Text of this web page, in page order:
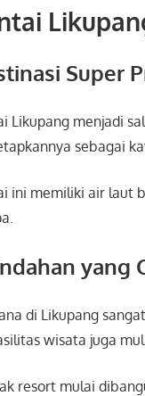
Super
Likupang menjadi
sebagai
ini memiliki air laut
yang
di Likupang
wisata juga
resort mulai